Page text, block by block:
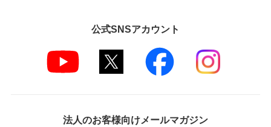
公式SNSアカウント
法人のお客様向けメールマガジン